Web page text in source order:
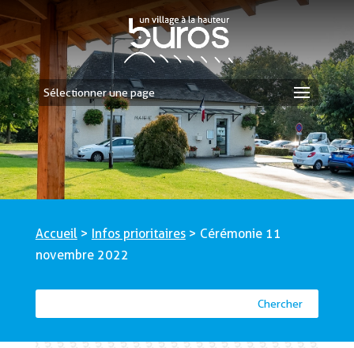
Sélectionner une page
Accueil> Infos prioritaires> Cérémonie 11
novembre 2022